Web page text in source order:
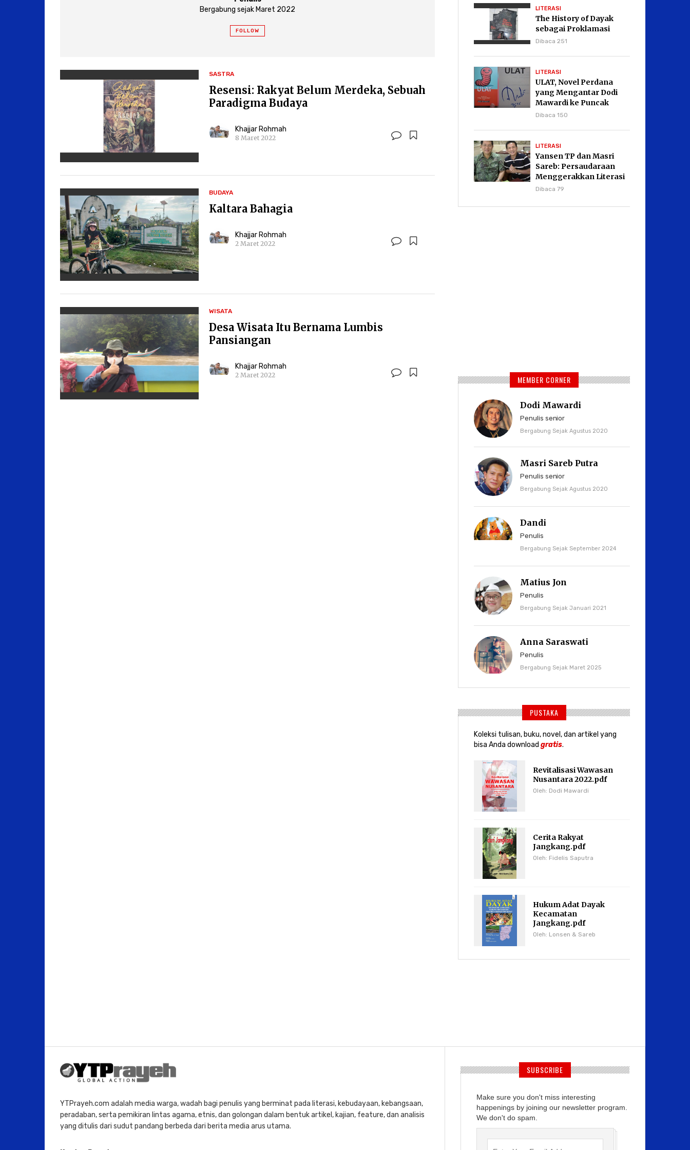
Bergabung sejak Maret 2022
FOLLOW
SASTRA
Resensi: Rakyat Belum Merdeka, Sebuah
Paradigma Budaya
Khajjar Rohmah
8 Maret 2022
BUDAYA
Kaltara Bahagia
Khajjar Rohmah
2 Maret 2022
WISATA
Desa Wisata Itu Bernama Lumbis
Pansiangan
Khajjar Rohmah
2 Maret 2022
LITERASI
The History of Dayak
sebagai Proklamasi
Dibaca 251
LITERASI
ULAT, Novel Perdana
yang Mengantar Dodi
Mawardi ke Puncak
Karier Kepenulisan
Dibaca 150
LITERASI
Yansen TP dan Masri
Sareb: Persaudaraan
Menggerakkan Literasi
Borneo
Dibaca 79
MEMBER CORNER
Dodi Mawardi
Penulis senior
Bergabung Sejak Agustus 2020
Masri Sareb Putra
Penulis senior
Bergabung Sejak Agustus 2020
Dandi
Penulis
Bergabung Sejak September 2024
Matius Jon
Penulis
Bergabung Sejak Januari 2021
Anna Saraswati
Penulis
Bergabung Sejak Maret 2025
PUSTAKA
Koleksi tulisan, buku, novel, dan artikel yang
bisa Anda download gratis.
Revitalisasi Wawasan
Nusantara 2022.pdf
Oleh: Dodi Mawardi
Cerita Rakyat
Jangkang.pdf
Oleh: Fidelis Saputra
Hukum Adat Dayak
Kecamatan
Jangkang.pdf
Oleh: Lonsen & Sareb
YTPrayeh.com adalah media warga, wadah bagi penulis yang berminat pada literasi, kebudayaan, kebangsaan,
peradaban, serta pemikiran lintas agama, etnis, dan golongan dalam bentuk artikel, kajian, feature, dan analisis
yang ditulis dari sudut pandang berbeda dari berita media arus utama.
SUBSCRIBE
Make sure you don't miss interesting
happenings by joining our newsletter program.
We don't do spam.